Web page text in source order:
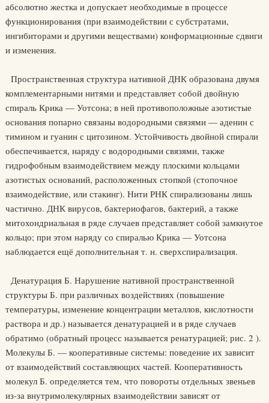
абсолютно жестка и допускает необходимые в процессе
функционирования (при взаимодействии с субстратами,
ингибиторами и другими веществами) конформационные сдвиги
и изменения.
Пространственная структура нативной ДНК образована двумя
комплементарными нитями и представляет собой двойную
спираль Крика — Уотсона; в ней противоположные азотистые
основания попарно связаны водородными связями — аденин с
тимином и гуанин с цитозином. Устойчивость двойной спирали
обеспечивается, наряду с водородными связями, также
гидрофобным взаимодействием между плоскими кольцами
азотистых оснований, расположенных стопкой (стопочное
взаимодействие, или стакинг). Нити РНК спирализованы лишь
частично. ДНК вирусов, бактериофагов, бактерий, а также
митохондриальная в ряде случаев представляет собой замкнутое
кольцо; при этом наряду со спиралью Крика — Уотсона
наблюдается ещё дополнительная т. н. сверхспирализация.
Денатурация Б. Нарушение нативной пространственной
структуры Б. при различных воздействиях (повышение
температуры, изменение концентрации металлов, кислотности
раствора и др.) называется денатурацией и в ряде случаев
обратимо (обратный процесс называется ренатурацией; рис. 2 ).
Молекулы Б. — кооперативные системы: поведение их зависит
от взаимодействий составляющих частей. Кооперативность
молекул Б. определяется тем, что повороты отдельных звеньев
из-за внутримолекулярных взаимодействии зависят от